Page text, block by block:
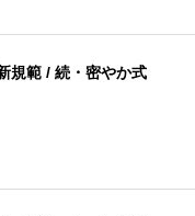
規範 / 続・密やか式